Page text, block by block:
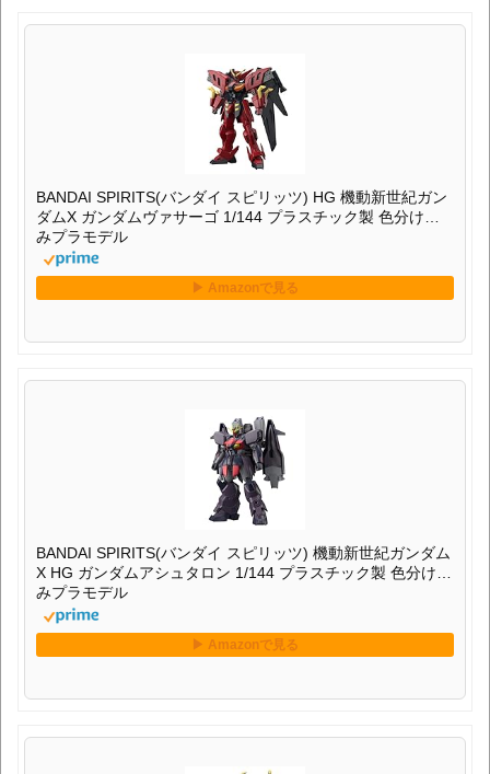
BANDAI SPIRITS(バンダイ スピリッツ) HG 機動新世紀ガン
ダムX ガンダムヴァサーゴ 1/144 プラスチック製 色分け済
みプラモデル
BANDAI SPIRITS(バンダイ スピリッツ) 機動新世紀ガンダム
X HG ガンダムアシュタロン 1/144 プラスチック製 色分け済
みプラモデル